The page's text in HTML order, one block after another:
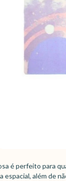
é perfeito para
espacial, além de